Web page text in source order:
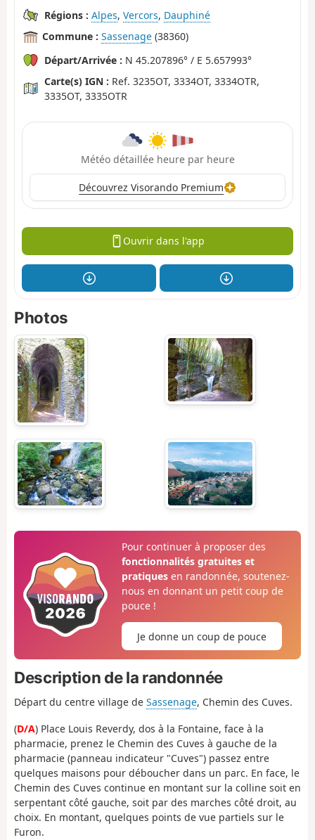
Régions : Alpes, Vercors, Dauphiné
Commune : Sassenage (38360)
Départ/Arrivée : N 45.207896° / E 5.657993°
Carte(s) IGN : Ref. 3235OT, 3334OT, 3334OTR,
3335OT, 3335OTR
Météo détaillée heure par heure
Découvrez Visorando Premium
Ouvrir dans l'app
Photos
Pour continuer à proposer des
fonctionnalités gratuites et
pratiquesen randonnée, soutenez-
nous en donnant un petit coup de
pouce !
Je donne un coup de pouce
Description de la randonnée
Départ du centre village de Sassenage, Chemin des Cuves.
(D/A) Place Louis Reverdy, dos à la Fontaine, face à la
pharmacie, prenez le Chemin des Cuves à gauche de la
pharmacie (panneau indicateur "Cuves") passez entre
quelques maisons pour déboucher dans un parc. En face, le
Chemin des Cuves continue en montant sur la colline soit en
serpentant côté gauche, soit par des marches côté droit, au
choix. En montant, quelques points de vue partiels sur le
Furon.